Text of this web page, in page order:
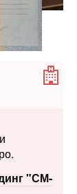
"СМ-